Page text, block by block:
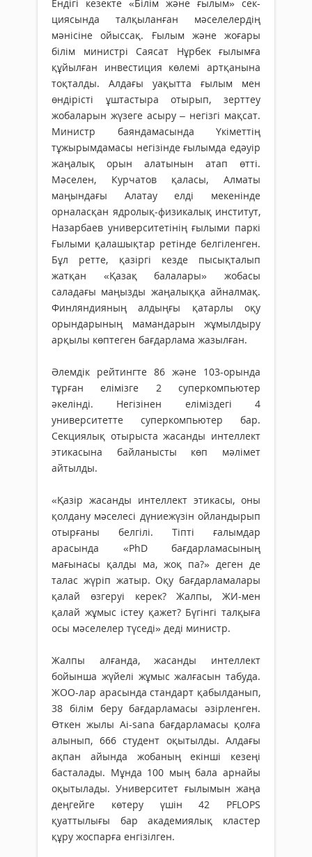
Ендігі кезекте «Білім және ғылым» сек­
циясында талқыланған мәселелердің
мәнісіне ойыссақ. Ғылым және жоғары
білім министрі Саясат Нұрбек ғылымға
құйылған инвестиция көлемі артқанына
тоқталды. Алдағы уақытта ғылым мен
өндірісті ұштастыра отырып, зерттеу
жобаларын жүзеге асыру – негізгі мақсат.
Министр баяндамасында Үкіметтің
тұжырымдамасы негізінде ғылымда едәуір
жаңалық орын алатынын атап өтті.
Мәселен, Курчатов қаласы, Алматы
маңындағы Алатау елді мекенінде
орналасқан ядролық-физикалық институт,
Назарбаев университетінің ғылыми паркі
Ғылыми қалашықтар ретінде белгіленген.
Бұл ретте, қазіргі кезде пысықталып
жатқан «Қазақ балалары» жобасы
саладағы маңызды жаңалыққа айналмақ.
Финляндияның алдыңғы қатарлы оқу
орындарының мамандарын жұмылдыру
арқылы көптеген бағдарлама жазылған.
Әлемдік рейтингте 86 және 103-орында
тұрған елімізге 2 суперкомпьютер
әкелінді. Негізінен еліміздегі 4
университетте суперкомпьютер бар.
Секциялық отырыста жасанды интеллект
этикасына байланысты көп мәлімет
айтылды.
«Қазір жасанды интеллект этикасы, оны
қолдану мәселесі дүниежүзін ойландырып
отырғаны белгілі. Тіпті ғалымдар
арасында «PhD бағдар­ла­ма­сының
мағынасы қалды ма, жоқ па?» деген де
талас жүріп жатыр. Оқу бағдарламалары
қалай өзгеруі керек? Жалпы, ЖИ-мен
қалай жұмыс істеу қажет? Бүгінгі талқыға
осы мәселелер түседі» деді министр.
Жалпы алғанда, жасанды интел­лект
бойынша жүйелі жұмыс жалғасын табуда.
ЖОО-лар арасында стандарт қабылданып,
38 білім беру бағ­дарламасы әзірленген.
Өткен жылы Ai-sana бағдарламасы қолға
алынып, 666 студент оқытылды. Алдағы
ақпан айында жобаның екінші кезеңі
басталады. Мұнда 100 мың бала арнайы
оқы­тылады. Университет ғылымын жа­ңа
деңгейге көтеру үшін 42 PFLOPS
қуаттылығы бар академиялық кластер
құру жоспарға енгізілген.